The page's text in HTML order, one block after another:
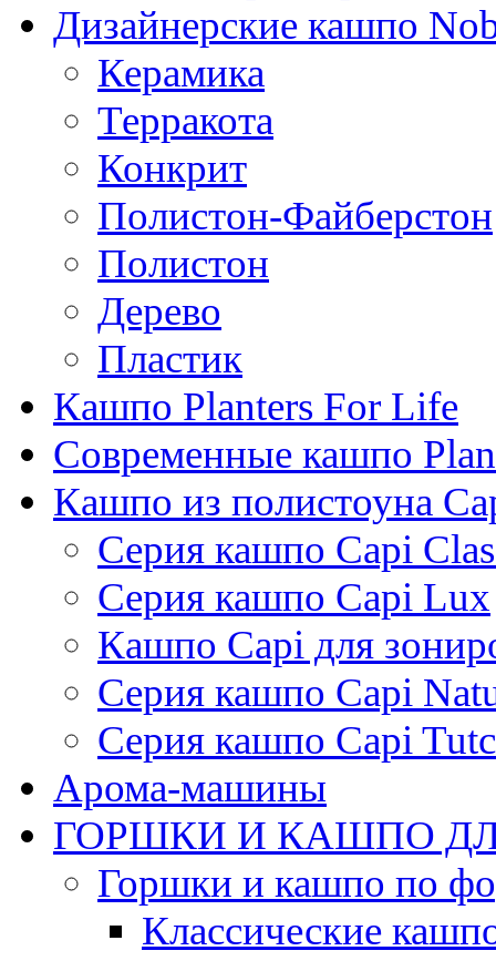
Дизайнерские кашпо
Керамика
Терракота
Конкрит
Полистон-Файберстон
Полистон
Дерево
Пластик
Кашпо Planters For Life
Современные кашпо
Кашпо из полистоуна
Серия кашпо Capi
Серия кашпо Capi Lux
Кашпо Capi для
Серия кашпо Capi
Серия кашпо Capi
Арома-машины
ГОРШКИ И КАШПО
Горшки и кашпо по
Классические